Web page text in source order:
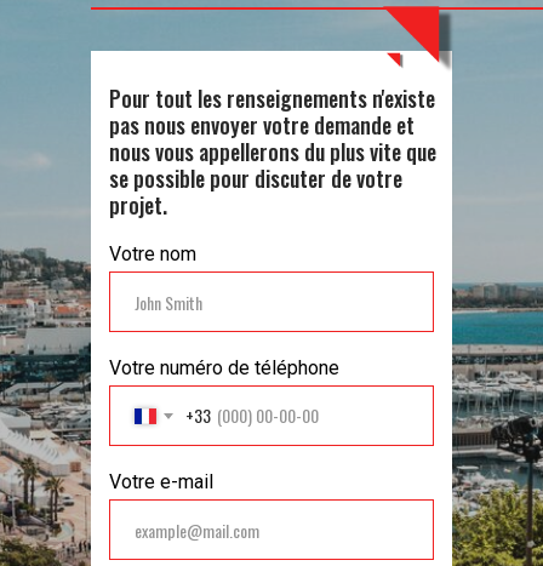
Pour tout les renseignements n'existe
pas nous envoyer votre demande et
nous vous appellerons du plus vite que
se possible pour discuter de votre
projet.
Votre nom
Votre numéro de téléphone
+33
Votre e-mail